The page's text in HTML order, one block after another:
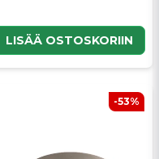
LISÄÄ OSTOSKORIIN
-53%